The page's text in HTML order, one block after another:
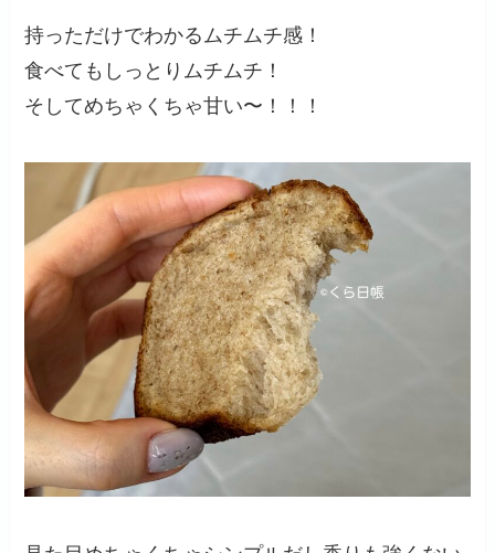
持っただけでわかるムチムチ感！
食べてもしっとりムチムチ！
そしてめちゃくちゃ甘い〜！！！